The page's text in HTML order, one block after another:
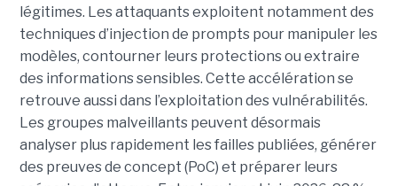
légitimes. Les attaquants exploitent notamment des
techniques d’injection de prompts pour manipuler les
modèles, contourner leurs protections ou extraire
des informations sensibles. Cette accélération se
retrouve aussi dans l’exploitation des vulnérabilités.
Les groupes malveillants peuvent désormais
analyser plus rapidement les failles publiées, générer
des preuves de concept (PoC) et préparer leurs